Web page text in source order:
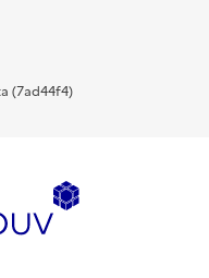
(7ad44f4)